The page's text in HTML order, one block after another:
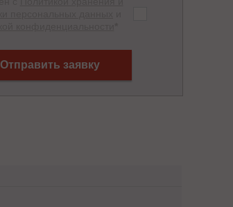
Отправить заявку